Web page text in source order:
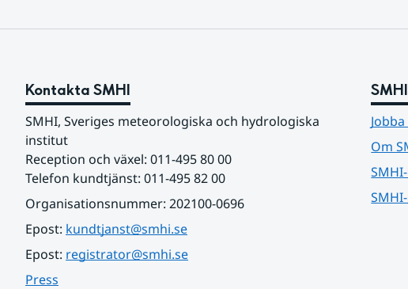
Kontakta SMHI
SMHI, Sveriges meteorologiska och hydrologiska
institut
Reception och växel: 011-495 80 00
Telefon kundtjänst: 011-495 82 00
Organisationsnummer: 202100-0696
Epost: kundtjanst@smhi.se
Epost: registrator@smhi.se
Press
Om